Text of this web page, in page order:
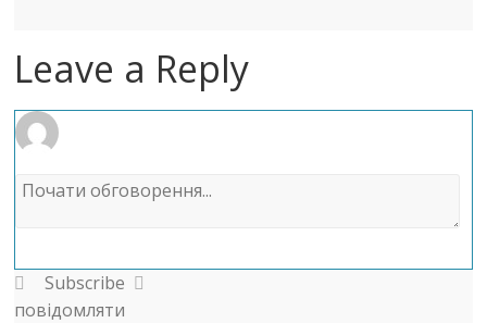
Leave a Reply
Subscribe
повідомляти